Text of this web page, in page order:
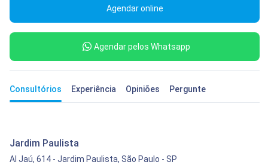
Agendar online
Agendar pelos Whatsapp
Consultórios Experiência Opiniões Pergunte
Jardim Paulista
Al Jaú, 614 - Jardim Paulista, São Paulo - SP